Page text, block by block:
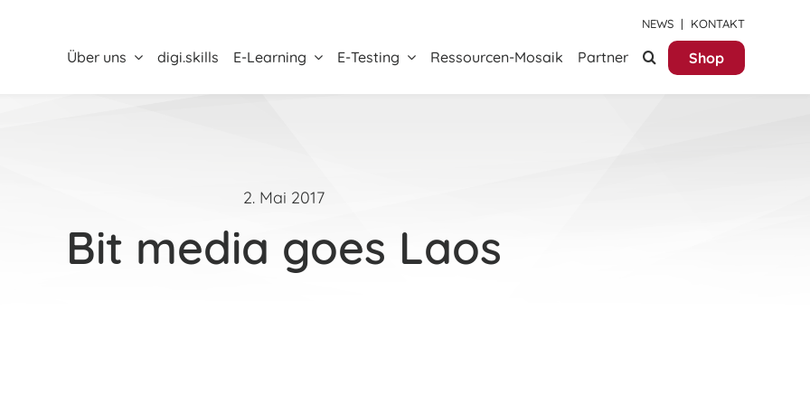
NEWS | KONTAKT
Über uns digi.skills E-Learning E-Testing Ressourcen-Mosaik Partner Shop
2. Mai 2017
Bit media goes Laos